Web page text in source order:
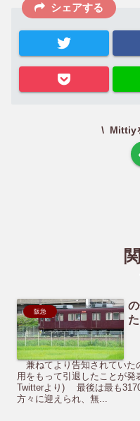
シェアする
Mittiy
阪急
た
兼ねてより告知されていた
用をもって引退したことが
Twitterより) 最後は最も
方々に迎えられ、無...